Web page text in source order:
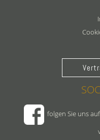
folgen Sie uns